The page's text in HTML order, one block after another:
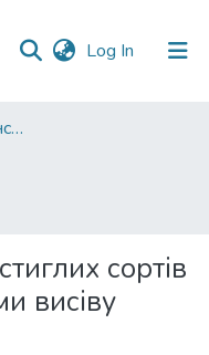
Log In (current)
Навчально-науковий інститут агротехнологій, селекції та екології
сортів
висіву